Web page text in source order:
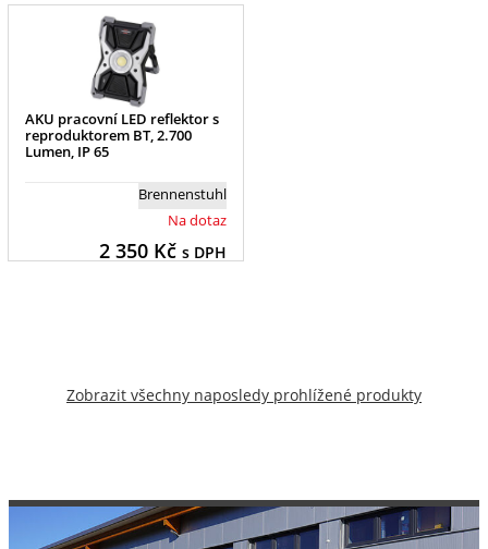
AKU pracovní LED reflektor s
reproduktorem BT, 2.700
Lumen, IP 65
Brennenstuhl
Na dotaz
2 350Kč s DPH
Zobrazit všechny naposledy prohlížené produkty